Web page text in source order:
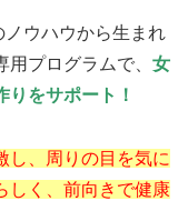
ノウハウから生まれ
プログラムで、 女
をサポート！
し、周りの目を気に
しく、前向きで健康